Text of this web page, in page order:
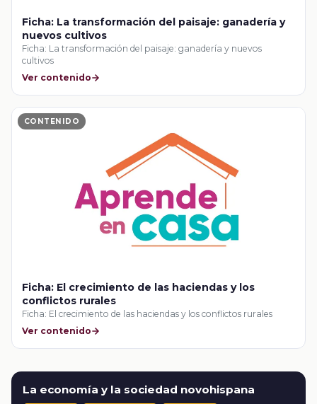
Ficha: La transformación del paisaje: ganadería y
nuevos cultivos
Ficha: La transformación del paisaje: ganadería y nuevos
cultivos
Ver contenido
CONTENIDO
Ficha: El crecimiento de las haciendas y los
conflictos rurales
Ficha: El crecimiento de las haciendas y los conflictos rurales
Ver contenido
La economía y la sociedad novohispana